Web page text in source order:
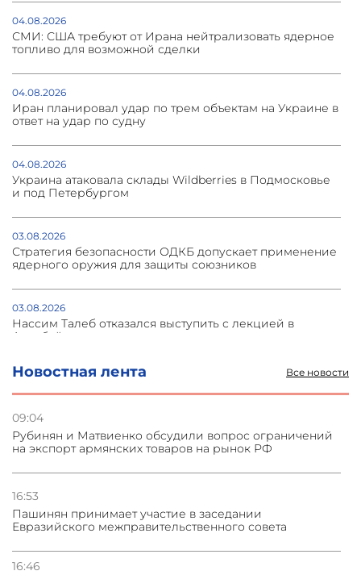
Новостная лента Все новости
09:04
Рубинян и Матвиенко обсудили вопрос ограничений
на экспорт армянских товаров на рынок РФ
16:53
Пашинян принимает участие в заседании
Евразийского межправительственного совета
16:46
04.08.2026
СМИ: США требуют от Ирана нейтрализовать ядерное
топливо для возможной сделки
04.08.2026
Иран планировал удар по трем объектам на Украине в
ответ на удар по судну
04.08.2026
Украина атаковала склады Wildberries в Подмосковье
и под Петербургом
03.08.2026
Стратегия безопасности ОДКБ допускает применение
ядерного оружия для защиты союзников
03.08.2026
Нассим Талеб отказался выступить с лекцией в
Азербайджане
31.07.2026
Сотрудничество и очереди – детали визита главы
31.07.2026
31.07.2026
условии прекращения огня